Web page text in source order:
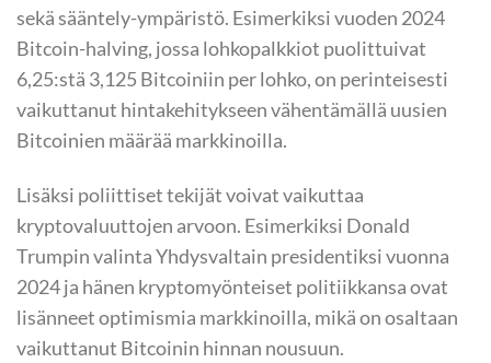
sekä sääntely-ympäristö. Esimerkiksi vuoden 2024
Bitcoin-halving, jossa lohkopalkkiot puolittuivat
6,25:stä 3,125 Bitcoiniin per lohko, on perinteisesti
vaikuttanut hintakehitykseen vähentämällä uusien
Bitcoinien määrää markkinoilla.
Lisäksi poliittiset tekijät voivat vaikuttaa
kryptovaluuttojen arvoon. Esimerkiksi Donald
Trumpin valinta Yhdysvaltain presidentiksi vuonna
2024 ja hänen kryptomyönteiset politiikkansa ovat
lisänneet optimismia markkinoilla, mikä on osaltaan
vaikuttanut Bitcoinin hinnan nousuun.